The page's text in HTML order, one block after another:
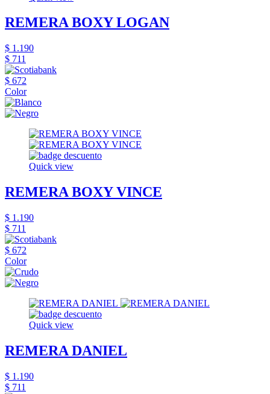
REMERA BOXY LOGAN
$ 1.190
$ 711
$ 672
Color
Quick view
REMERA BOXY VINCE
$ 1.190
$ 711
$ 672
Color
Quick view
REMERA DANIEL
$ 1.190
$ 711